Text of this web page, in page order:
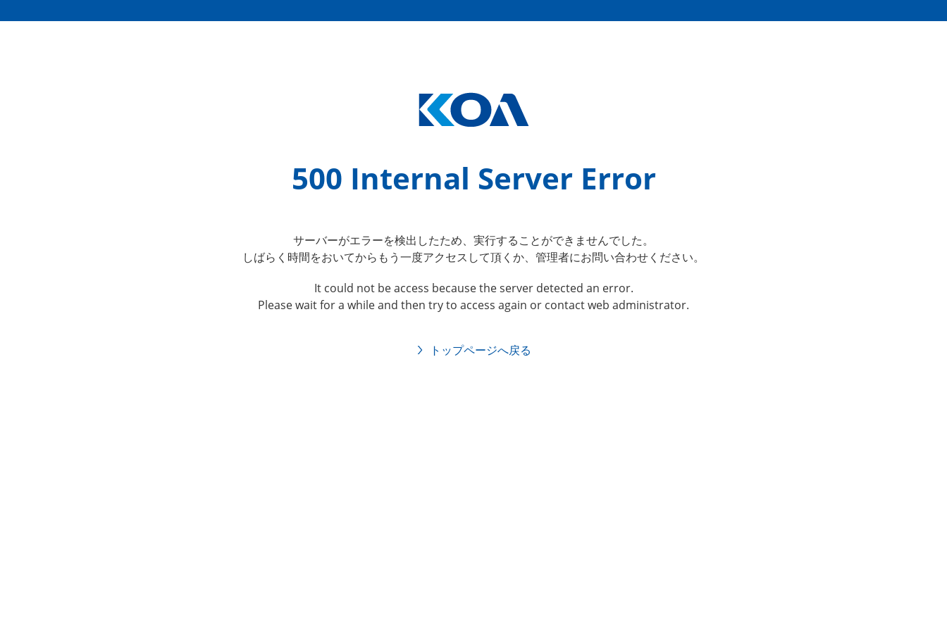
500 Internal Server Error
サーバーがエラーを検出したため、実行することができませんでした。
しばらく時間をおいてからもう一度アクセスして頂くか、管理者にお問い合わせください。
It could not be access because the server detected an error.
Please wait for a while and then try to access again or contact web administrator.
トップページへ戻る